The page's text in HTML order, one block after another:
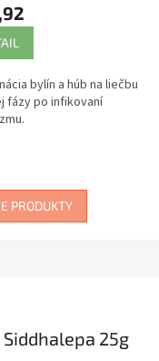
bylín a húb na liečbu
fázy po infikovaní
PRODUKTY
25g